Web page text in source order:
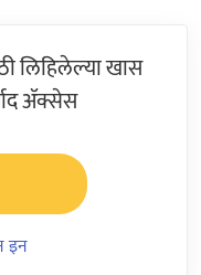
लिहिलेल्या खास
ॲक्सेस
इन